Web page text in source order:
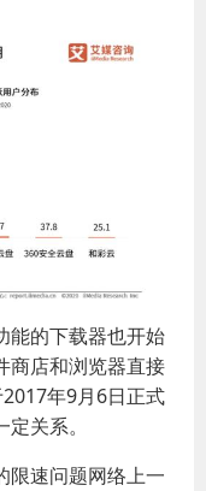
能的下载器也开始
商店和浏览器直接
年9月6日正式
关系。
限速问题网络上一